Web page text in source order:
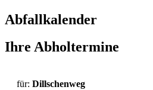
Abfallkalender
Ihre Abholtermine
für: Dillschenweg